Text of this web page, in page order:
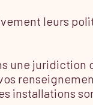
leurs
une
installations